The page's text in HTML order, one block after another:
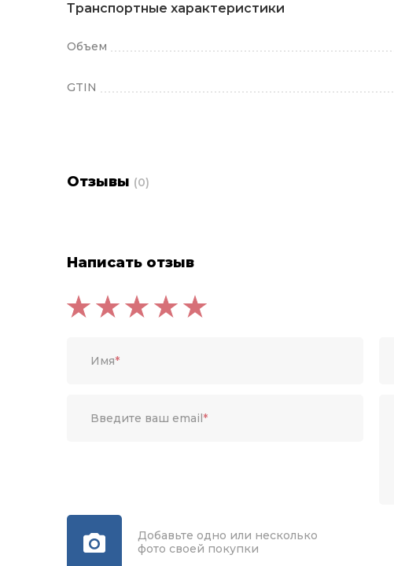
Транспортные характеристики
Объем
GTIN
Отзывы (0)
Написать отзыв
Имя*
Введите ваш email*
Добавьте одно или несколько
фото своей покупки